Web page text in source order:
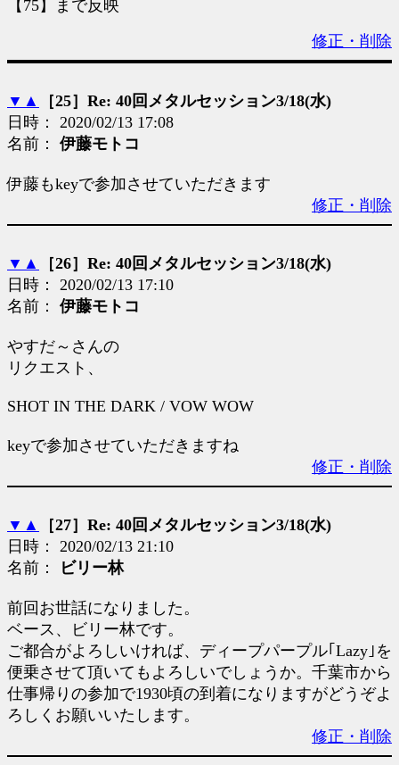
【75】まで反映
修正・削除
▼ ▲
［25］Re: 40回メタルセッション3/18(水)
日時： 2020/02/13 17:08
名前： 伊藤モトコ
伊藤もkeyで参加させていただきます
修正・削除
▼ ▲
［26］Re: 40回メタルセッション3/18(水)
日時： 2020/02/13 17:10
名前： 伊藤モトコ
やすだ～さんの
リクエスト、
SHOT IN THE DARK / VOW WOW
keyで参加させていただきますね
修正・削除
▼ ▲
［27］Re: 40回メタルセッション3/18(水)
日時： 2020/02/13 21:10
名前：
ビリー林
前回お世話になりました。
ベース、ビリー林です。
ご都合がよろしいければ、ディープパープル｢Lazy｣を
便乗させて頂いてもよろしいでしょうか。千葉市から
仕事帰りの参加で1930頃の到着になりますがどうぞよ
ろしくお願いいたします。
修正・削除